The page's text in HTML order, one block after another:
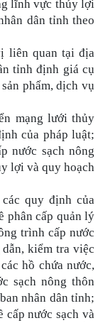
lĩnh vực thủy lợi
dân tỉnh theo
liên quan tại địa
tỉnh định giá cụ
phẩm, dịch vụ
mạng lưới thủy
của pháp luật;
nước sạch nông
lợi và quy hoạch
quy định của
phân cấp quản lý
trình cấp nước
kiểm tra việc
hồ chứa nước,
sạch nông thôn
nhân dân tỉnh;
cấp nước sạch và